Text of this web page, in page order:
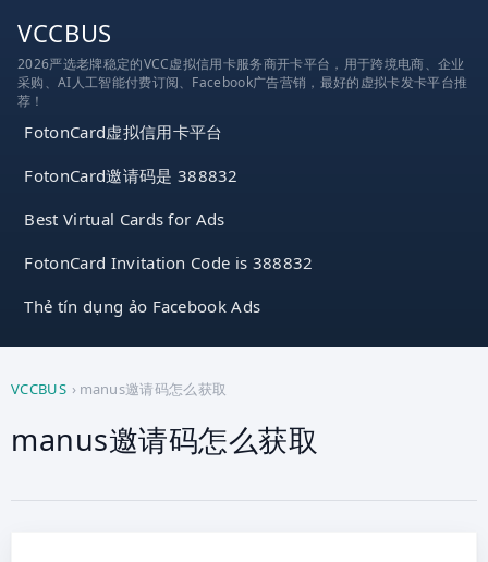
VCCBUS
2026严选老牌稳定的VCC虚拟信用卡服务商开卡平台，用于跨境电商、企业
采购、AI人工智能付费订阅、Facebook广告营销，最好的虚拟卡发卡平台推
荐！
FotonCard虚拟信用卡平台
FotonCard邀请码是 388832
Best Virtual Cards for Ads
FotonCard Invitation Code is 388832
Thẻ tín dụng ảo Facebook Ads
VCCBUS › manus邀请码怎么获取
manus邀请码怎么获取